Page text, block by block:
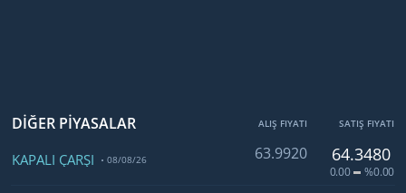
DİĞER PİYASALAR ALIŞ FIYATI SATIŞ FIYATI
KAPALI ÇARŞI 08/08/26 63.9920 64.3480
0.00 %0.00